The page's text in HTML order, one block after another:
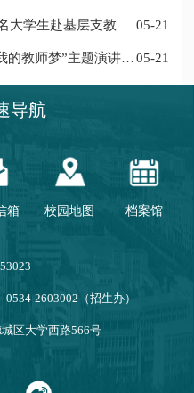
大学生赴基层支教 05-21
05-21
导航
箱 校园地图 档案馆
2603002（招生办）
区大学西路566号